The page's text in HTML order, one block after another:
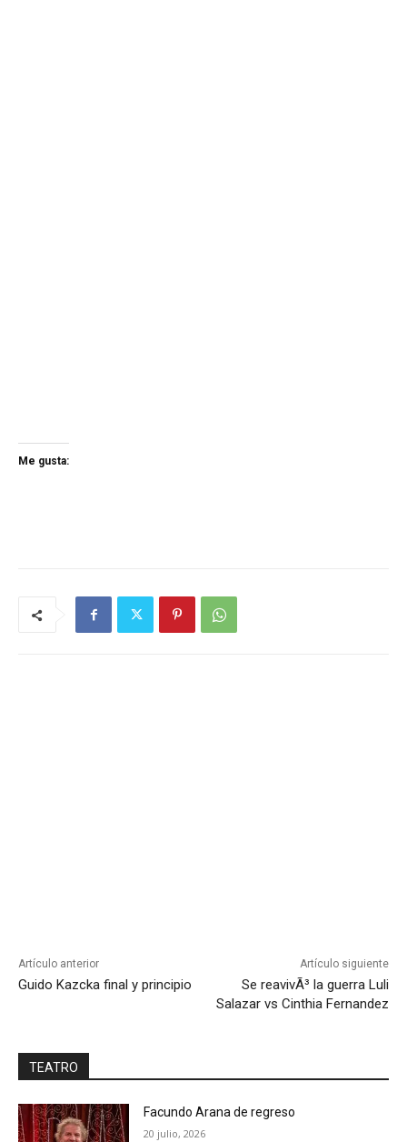
Me gusta:
Artículo anterior
Guido Kazcka final y principio
Artículo siguiente
Se reavivÃ³ la guerra Luli
Salazar vs Cinthia Fernandez
TEATRO
Facundo Arana de regreso
20 julio, 2026